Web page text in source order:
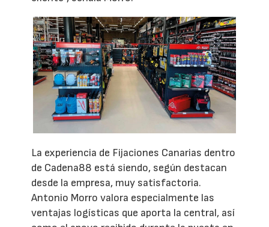
La experiencia de Fijaciones Canarias dentro
de Cadena88 está siendo, según destacan
desde la empresa, muy satisfactoria.
Antonio Morro valora especialmente las
ventajas logísticas que aporta la central, así